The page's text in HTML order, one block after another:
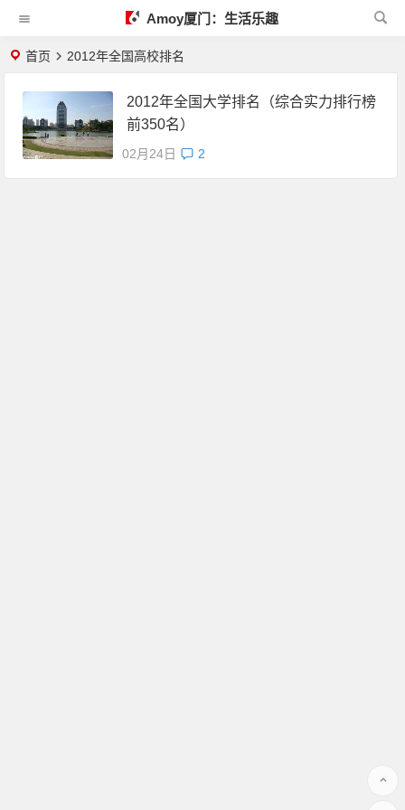
Amoy厦门：生活乐趣
首页 2012年全国高校排名
2012年全国大学排名（综合实力排行榜
前350名）
02月24日 2